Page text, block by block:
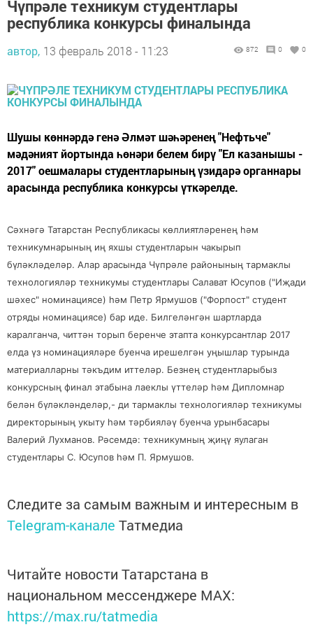
Чүпрәле техникум студентлары
республика конкурсы финалында
автор, 13 февраль 2018 - 11:23 872 0 0
Шушы көннәрдә генә Әлмәт шәһәренең "Нефтьче"
мәдәният йортында һөнәри белем бирү "Ел казанышы -
2017" оешмалары студентларының үзидарә органнары
арасында республика конкурсы үткәрелде.
Сәхнәгә Татарстан Республикасы көллиятләренең һәм
техникумнарының иң яхшы студентларын чакырып
бүләкләделәр. Алар арасында Чүпрәле районының тармаклы
технологияләр техникумы студентлары Салават Юсупов ("Иҗади
шәхес" номинациясе) һәм Петр Ярмушов ("Форпост" студент
отряды номинациясе) бар иде. Билгеләнгән шартларда
каралганча, читтән торып беренче этапта конкурсантлар 2017
елда үз номинацияләре буенча ирешелгән уңышлар турында
материалларны тәкъдим иттеләр. Безнең студентларыбыз
конкурсның финал этабына лаеклы үттеләр һәм Дипломнар
белән бүләкләнделәр,- ди тармаклы технологияләр техникумы
директорының укыту һәм тәрбияләү буенча урынбасары
Валерий Лухманов. Рәсемдә: техникумның җиңү яулаган
студентлары С. Юсупов һәм П. Ярмушов.
Следите за самым важным и интересным в
Telegram-канале Татмедиа
Читайте новости Татарстана в
национальном мессенджере MАХ:
https://max.ru/tatmedia